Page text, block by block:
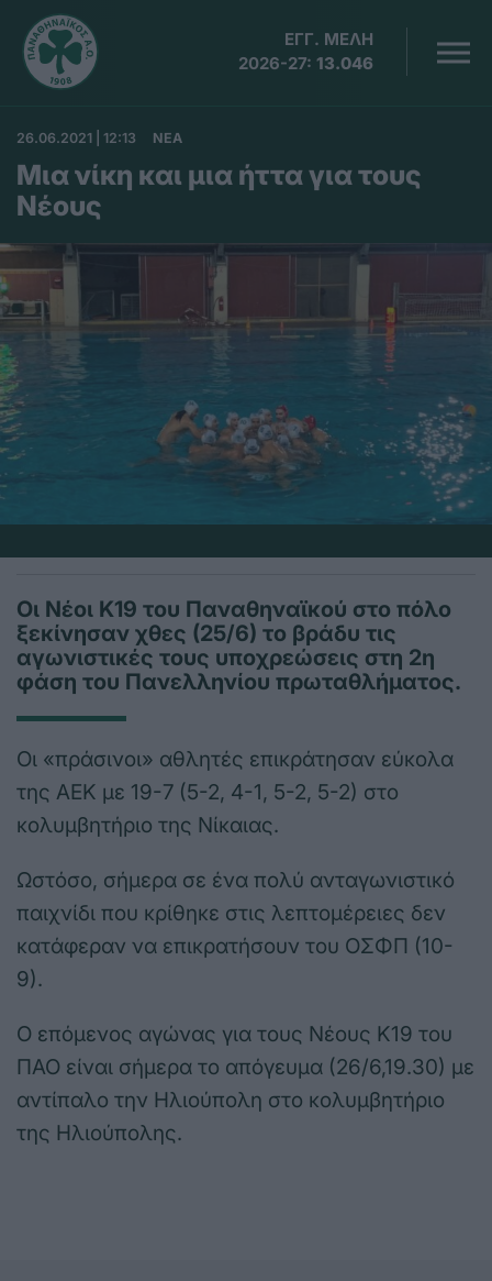
ΕΓΓ. ΜΕΛΗ
2026-27: 13.046
26.06.2021 | 12:13 ΝΕΑ
Μια νίκη και μια ήττα για τους
Νέους
Οι Νέοι Κ19 του Παναθηναϊκού στο πόλο
ξεκίνησαν χθες (25/6) το βράδυ τις
αγωνιστικές τους υποχρεώσεις στη 2η
φάση του Πανελληνίου πρωταθλήματος.
Οι «πράσινοι» αθλητές επικράτησαν εύκολα
της ΑΕΚ με 19-7 (5-2, 4-1, 5-2, 5-2) στο
κολυμβητήριο της Νίκαιας.
Ωστόσο, σήμερα σε ένα πολύ ανταγωνιστικό
παιχνίδι που κρίθηκε στις λεπτομέρειες δεν
κατάφεραν να επικρατήσουν του ΟΣΦΠ (10-
9).
Ο επόμενος αγώνας για τους Νέους Κ19 του
ΠΑΟ είναι σήμερα το απόγευμα (26/6,19.30) με
αντίπαλο την Ηλιούπολη στο κολυμβητήριο
της Ηλιούπολης.